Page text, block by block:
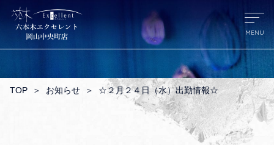
TOP ＞ お知らせ ＞ ☆２月２４日（水）出勤情報☆